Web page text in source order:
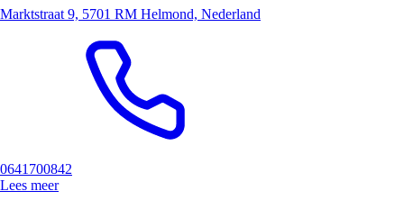
Marktstraat 9, 5701 RM Helmond, Nederland
0641700842
Lees meer